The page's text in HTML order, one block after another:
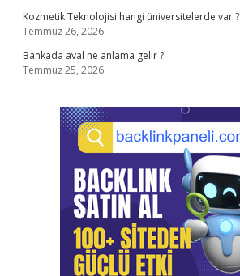
Kozmetik Teknolojisi hangi üniversitelerde var ?
Temmuz 26, 2026
Bankada aval ne anlama gelir ?
Temmuz 25, 2026